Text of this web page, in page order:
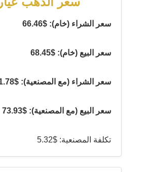
سعر الشراء (خام): $66.46
سعر البيع (خام): $68.45
سعر الشراء (مع المصنعية): $71.78
سعر البيع (مع المصنعية): $73.93
تكلفة المصنعية: $5.32